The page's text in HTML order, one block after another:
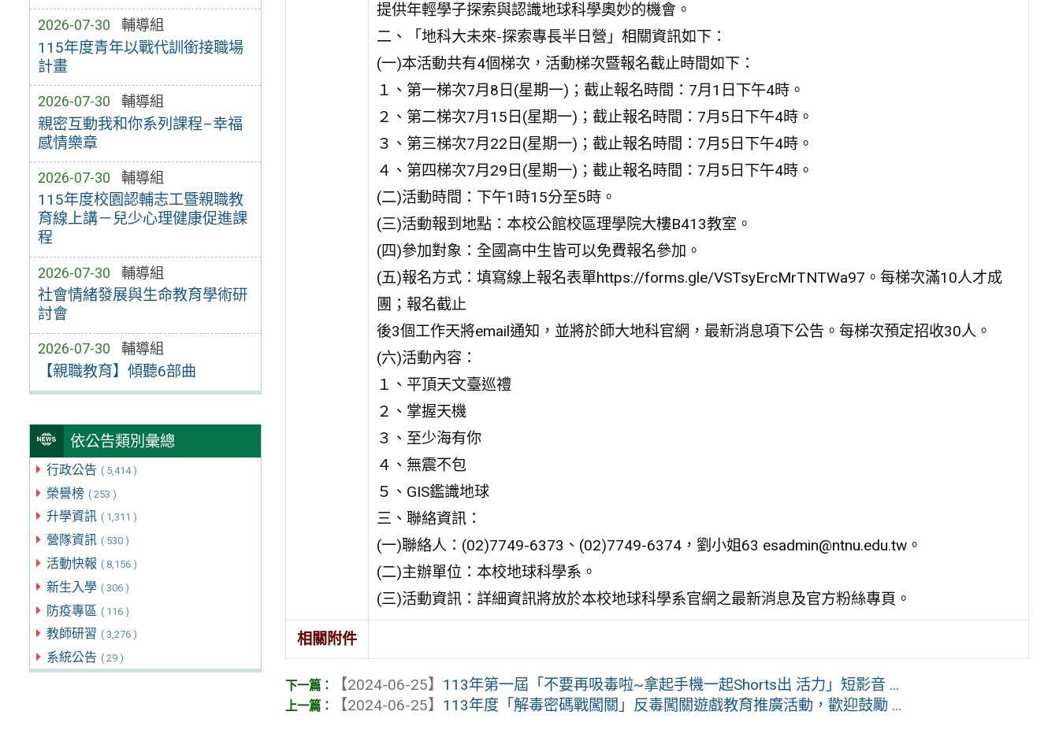
2026-07-30 輔導組
115年度青年以戰代訓銜接職場
計畫
2026-07-30 輔導組
親密互動我和你系列課程–幸福
感情樂章
2026-07-30 輔導組
115年度校園認輔志工暨親職教
育線上講－兒少心理健康促進課
程
2026-07-30 輔導組
社會情緒發展與生命教育學術研
討會
2026-07-30 輔導組
【親職教育】傾聽6部曲
依公告類別彙總
行政公告 ( 5,414 )
榮譽榜 ( 253 )
升學資訊 ( 1,311 )
營隊資訊 ( 530 )
活動快報 ( 8,156 )
新生入學 ( 306 )
防疫專區 ( 116 )
教師研習 ( 3,276 )
系統公告 ( 29 )
提供年輕學子探索與認識地球科學奧妙的機會。
二、「地科大未來-探索專長半日營」相關資訊如下：
(一)本活動共有4個梯次，活動梯次暨報名截止時間如下：
１、第一梯次7月8日(星期一)；截止報名時間：7月1日下午4時。
２、第二梯次7月15日(星期一)；截止報名時間：7月5日下午4時。
３、第三梯次7月22日(星期一)；截止報名時間：7月5日下午4時。
４、第四梯次7月29日(星期一)；截止報名時間：7月5日下午4時。
(二)活動時間：下午1時15分至5時。
(三)活動報到地點：本校公館校區理學院大樓B413教室。
(四)參加對象：全國高中生皆可以免費報名參加。
(五)報名方式：填寫線上報名表單https://forms.gle/VSTsyErcMrTNTWa97。每梯次滿10人才成
團；報名截止
後3個工作天將email通知，並將於師大地科官網，最新消息項下公告。每梯次預定招收30人。
(六)活動內容：
１、平頂天文臺巡禮
２、掌握天機
３、至少海有你
４、無震不包
５、GIS鑑識地球
三、聯絡資訊：
(一)聯絡人：(02)7749-6373、(02)7749-6374，劉小姐63 esadmin@ntnu.edu.tw。
(二)主辦單位：本校地球科學系。
(三)活動資訊：詳細資訊將放於本校地球科學系官網之最新消息及官方粉絲專頁。
相關附件
【2024-06-25】 113年第一屆「不要再吸毒啦~拿起手機一起Shorts出 活力」短影音 ...
【2024-06-25】 113年度「解毒密碼戰闖關」反毒闖關遊戲教育推廣活動，歡迎鼓勵 ...